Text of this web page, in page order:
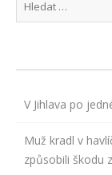
V Jihlava po
Muž kradl v
způsobili škodu